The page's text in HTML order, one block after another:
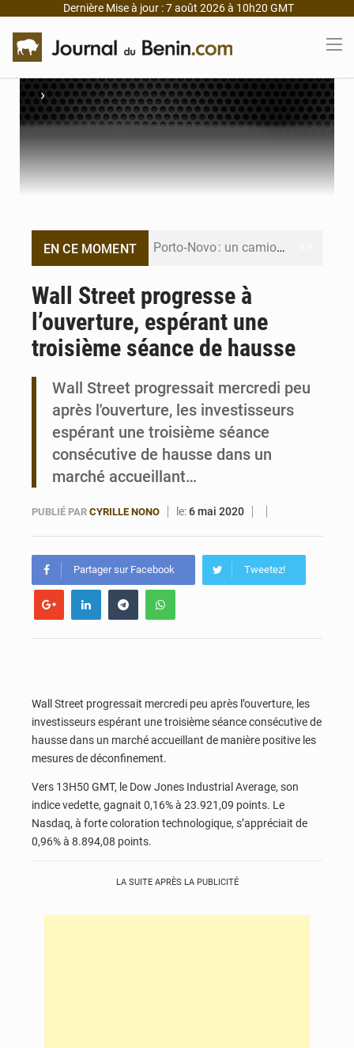
Dernière Mise à jour : 7 août 2026 à 10h20 GMT
›
EN CE MOMENT Porto‑Novo : un camion de produits pétroliers embrase Avakpa
Bénin et Canada scellent un partenariat inédit
Bénin : Le CEG La Verdure de Ouèdo fait sa mue pour la rentrée
Wall Street progresse à
l’ouverture, espérant une
troisième séance de hausse
Wall Street progressait mercredi peu
après l'ouverture, les investisseurs
espérant une troisième séance
consécutive de hausse dans un
marché accueillant…
PUBLIÉ PAR CYRILLE NONO le:6 mai 2020
Partager sur Facebook Tweetez!
Wall Street progressait mercredi peu après l’ouverture, les
investisseurs espérant une troisième séance consécutive de
hausse dans un marché accueillant de manière positive les
mesures de déconfinement.
Vers 13H50 GMT, le Dow Jones Industrial Average, son
indice vedette, gagnait 0,16% à 23.921,09 points. Le
Nasdaq, à forte coloration technologique, s’appréciait de
0,96% à 8.894,08 points.
LA SUITE APRÈS LA PUBLICITÉ